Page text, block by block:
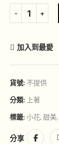
加入到最愛
貨號: 不提供
分類: 上著
標籤: 小花, 甜美,
分享